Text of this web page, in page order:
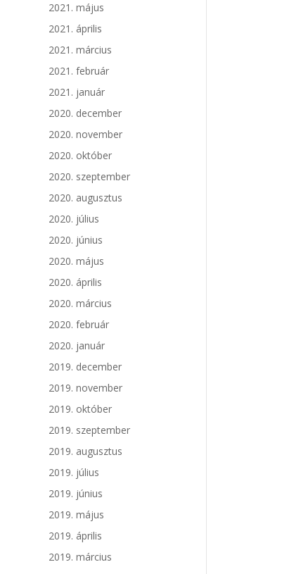
2021. május
2021. április
2021. március
2021. február
2021. január
2020. december
2020. november
2020. október
2020. szeptember
2020. augusztus
2020. július
2020. június
2020. május
2020. április
2020. március
2020. február
2020. január
2019. december
2019. november
2019. október
2019. szeptember
2019. augusztus
2019. július
2019. június
2019. május
2019. április
2019. március